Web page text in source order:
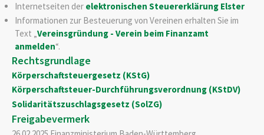
Internetseiten der elektronischen Steuererklärung Elster
Informationen zur Besteuerung von Vereinen erhalten Sie im
Text „ Vereinsgründung - Verein beim Finanzamt
anmelden“.
Rechtsgrundlage
Körperschaftsteuergesetz (KStG)
Körperschaftsteuer-Durchführungsverordnung (KStDV)
Solidaritätszuschlagsgesetz (SolZG)
Freigabevermerk